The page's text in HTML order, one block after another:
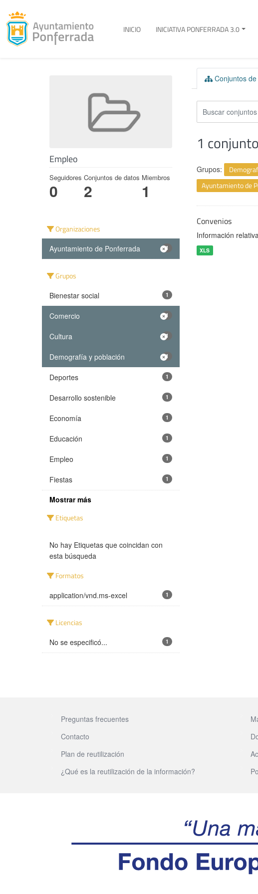
INICIO INICIATIVA PONFERRADA 3.0
Empleo
Seguidores
0
Conjuntos de datos
2
Miembros
1
Organizaciones
Ayuntamiento de Ponferrada 1
Grupos
Bienestar social 1
Comercio 1
Cultura 1
Demografía y población 1
Deportes 1
Desarrollo sostenible 1
Economía 1
Educación 1
Empleo 1
Fiestas 1
Mostrar más
Etiquetas
No hay Etiquetas que coincidan con
esta búsqueda
Formatos
application/vnd.ms-excel 1
Licencias
No se especificó... 1
Conjuntos de
1
Grupos:
Ayuntamiento de
Convenios
Información
XLS
Preguntas frecuentes
Contacto
Plan de reutilización
¿Qué es la reutilización de la información?